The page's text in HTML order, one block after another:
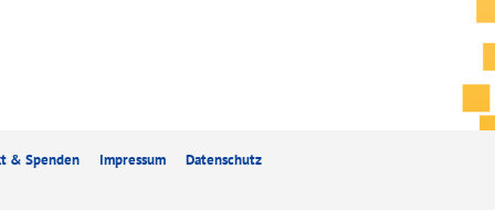
& Spenden Impressum Datenschutz